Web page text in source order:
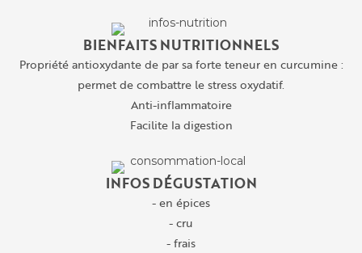
BIENFAITS NUTRITIONNELS
Propriété antioxydante de par sa forte teneur en curcumine :
permet de combattre le stress oxydatif.
Anti-inflammatoire
Facilite la digestion
INFOS DÉGUSTATION
- en épices
- cru
- frais